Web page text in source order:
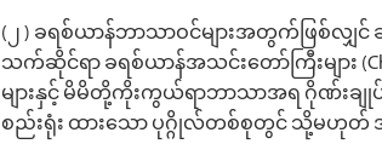
(၂ ) ခရစ်ယာန်ဘာသာဝင်များအတွက်ဖြစ်လ
သက်ဆိုင်ရာ ခရစ်ယာန်အသင်းတော်ကြီးများ
များနှင့် မိမိတို့ကိုးကွယ်ရာဘာသာအရ ဂိုဏ်းချု
စည်းရုံး ထားသော ပုဂ္ဂိုလ်တစ်စုတွင် သို့မဟုတ် အ